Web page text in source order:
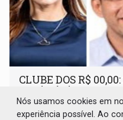
CLUBE DOS R$
patrimônio zero em
de 2026
Nós usamos cookies em
experiência possível. Ao